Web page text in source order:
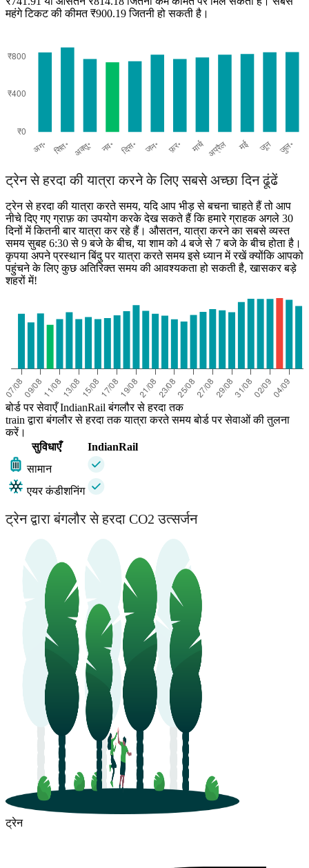
महंगे टिकट की कीमत ₹900.19 जितनी हो सकती है।
ट्रेन से हरदा की यात्रा करने के लिए सबसे अच्छा दिन ढूंढें
ट्रेन से हरदा की यात्रा करते समय, यदि आप भीड़ से बचना चाहते हैं तो आप
नीचे दिए गए ग्राफ़ का उपयोग करके देख सकते हैं कि हमारे ग्राहक अगले 30
दिनों में कितनी बार यात्रा कर रहे हैं। औसतन, यात्रा करने का सबसे व्यस्त
समय सुबह 6:30 से 9 बजे के बीच, या शाम को 4 बजे से 7 बजे के बीच होता है।
कृपया अपने प्रस्थान बिंदु पर यात्रा करते समय इसे ध्यान में रखें क्योंकि आपको
पहुंचने के लिए कुछ अतिरिक्त समय की आवश्यकता हो सकती है, खासकर बड़े
शहरों में!
बोर्ड पर सेवाएँ IndianRail बंगलौर से हरदा तक
train द्वारा बंगलौर से हरदा तक यात्रा करते समय बोर्ड पर सेवाओं की तुलना
करें।
सुविधाएँ
IndianRail
सामान
एयर कंडीशनिंग
ट्रेन द्वारा बंगलौर से हरदा CO2 उत्सर्जन
ट्रेन